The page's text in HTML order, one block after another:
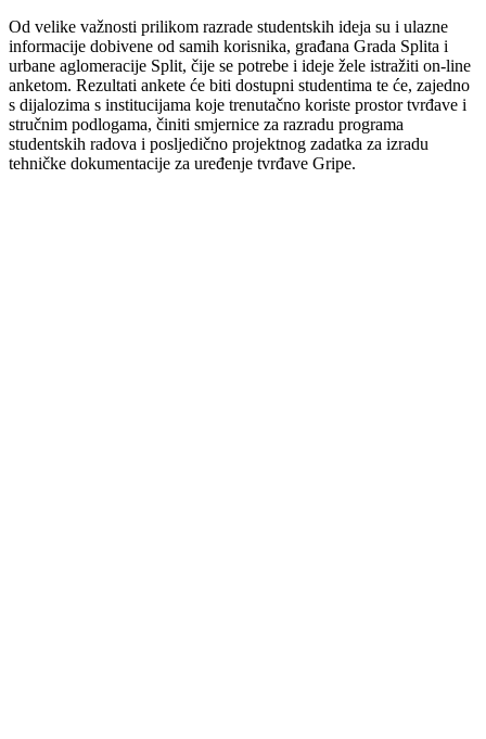
Od velike važnosti prilikom razrade studentskih ideja su i ulazne
informacije dobivene od samih korisnika, građana Grada Splita i
urbane aglomeracije Split, čije se potrebe i ideje žele istražiti on-line
anketom. Rezultati ankete će biti dostupni studentima te će, zajedno
s dijalozima s institucijama koje trenutačno koriste prostor tvrđave i
stručnim podlogama, činiti smjernice za razradu programa
studentskih radova i posljedično projektnog zadatka za izradu
tehničke dokumentacije za uređenje tvrđave Gripe.